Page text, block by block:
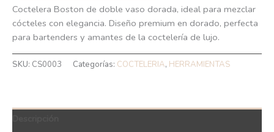
Coctelera Boston de doble vaso dorada, ideal para mezclar
cócteles con elegancia. Diseño premium en dorado, perfecta
para bartenders y amantes de la coctelería de lujo.
SKU: CS0003 Categorías: COCTELERIA, HERRAMIENTAS